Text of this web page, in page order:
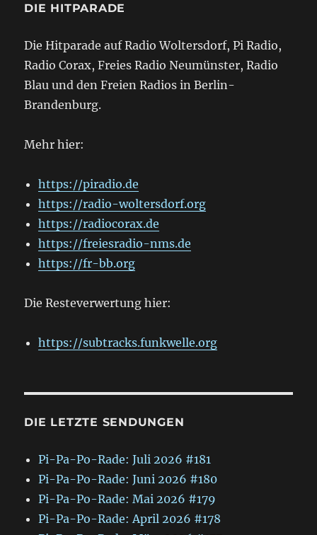
DIE HITPARADE
Die Hitparade auf Radio Woltersdorf, Pi Radio,
Radio Corax, Freies Radio Neumünster, Radio
Blau und den Freien Radios in Berlin-
Brandenburg.
Mehr hier:
https://piradio.de
https://radio-woltersdorf.org
https://radiocorax.de
https://freiesradio-nms.de
https://fr-bb.org
Die Resteverwertung hier:
https://subtracks.funkwelle.org
DIE LETZTE SENDUNGEN
Pi-Pa-Po-Rade: Juli 2026 #181
Pi-Pa-Po-Rade: Juni 2026 #180
Pi-Pa-Po-Rade: Mai 2026 #179
Pi-Pa-Po-Rade: April 2026 #178